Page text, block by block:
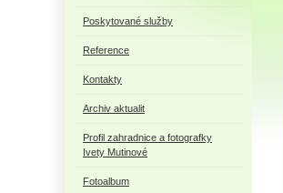
Poskytované služby
Reference
Kontakty
Archiv aktualit
Profil zahradnice a fotografky
Ivety Mutinové
Fotoalbum